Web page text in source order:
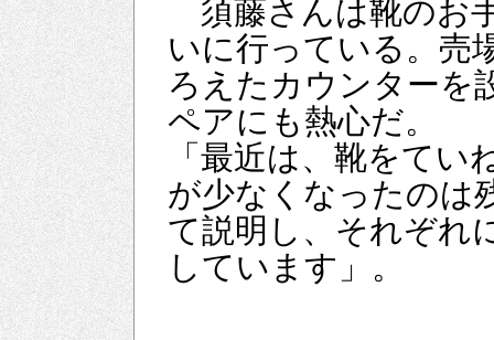
須藤さんは靴のお
いに行っている。売
ろえたカウンターを
ペアにも熱心だ。
「最近は、靴をて
が少なくなったのは
て説明し、それぞれ
しています」。